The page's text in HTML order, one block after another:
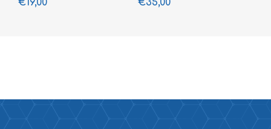
€19,00
€35,00